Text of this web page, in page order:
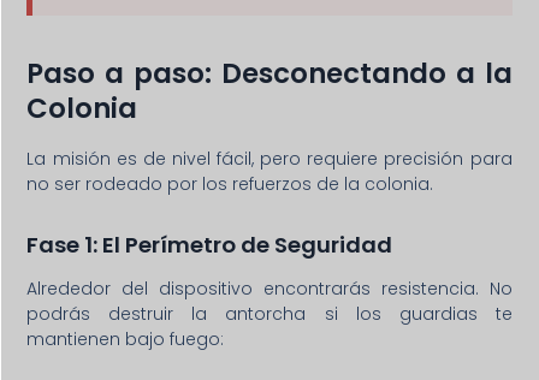
Paso a paso: Desconectando a la
Colonia
La misión es de nivel fácil, pero requiere precisión para
no ser rodeado por los refuerzos de la colonia.
Fase 1: El Perímetro de Seguridad
Alrededor del dispositivo encontrarás resistencia. No
podrás destruir la antorcha si los guardias te
mantienen bajo fuego: